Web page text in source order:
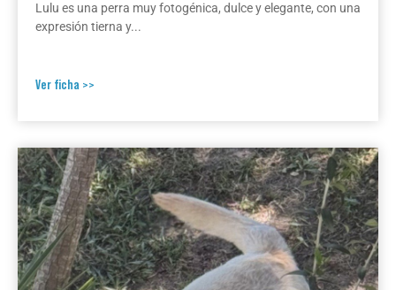
Lulu es una perra muy fotogénica, dulce y elegante, con una
expresión tierna y...
Ver ficha >>